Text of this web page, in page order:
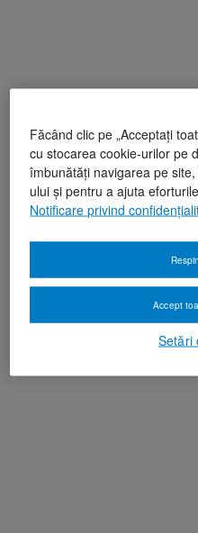
Făcând clic pe „Acceptați
cu stocarea cookie-urilor pe
îmbunătăți navigarea pe
ului și pentru a ajuta
Notificare privind
Setări
Accept